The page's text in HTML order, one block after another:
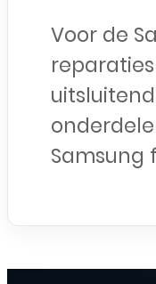
Voor de
Samsung